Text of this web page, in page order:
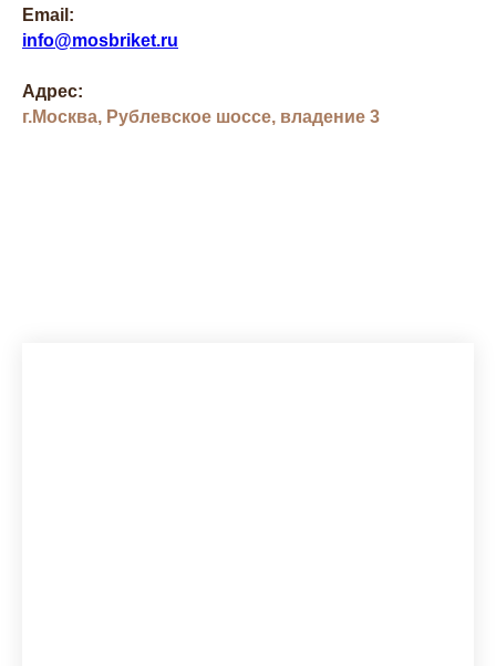
Email:
info@mosbriket.ru
Адрес:
г.Москва, Рублевское шоссе, владение 3